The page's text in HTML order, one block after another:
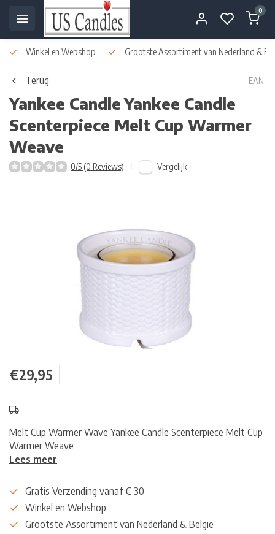
0
Winkel en Webshop Grootste Assortiment van Nederland &
Terug EAN:
Yankee CandleYankee Candle
Scenterpiece Melt Cup Warmer
Weave
0/5 (0 Reviews) Vergelijk
€29,95
Melt Cup Warmer Wave Yankee Candle Scenterpiece Melt Cup
Warmer Weave
Lees meer
Gratis Verzending vanaf € 30
Winkel en Webshop
Grootste Assortiment van Nederland & België